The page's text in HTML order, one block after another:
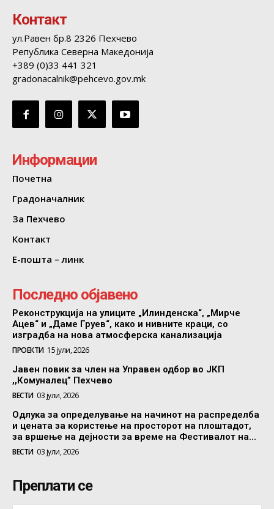
Контакт
ул.Равен бр.8 2326 Пехчево
Република Северна Македонија
+389 (0)33 441 321
gradonacalnik@pehcevo.gov.mk
Информации
Почетна
Градоначалник
За Пехчево
Контакт
Е-пошта – линк
Последно објавено
Реконструкција на улиците „Илинденска“, „Мирче
Ацев“ и „Даме Груев“, како и нивните краци, со
изградба на нова атмосферска канализација
ПРОЕКТИ 15 јули, 2026
Јавен повик за член на Управен одбор во ЈКП
,,Комуналец” Пехчево
ВЕСТИ 03 јули, 2026
Одлука за определување на начинот на распределба
и цената за користење на просторот на плоштадот,
за вршење на дејности за време на Фестивалот на...
ВЕСТИ 03 јули, 2026
Преплати се